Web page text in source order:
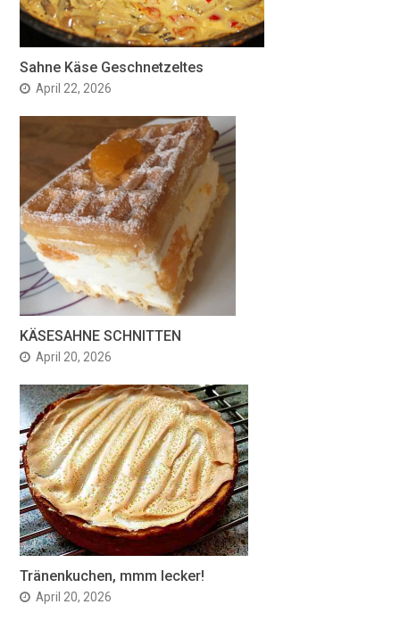
Sahne Käse Geschnetzeltes
April 22, 2026
KÄSESAHNE SCHNITTEN
April 20, 2026
Tränenkuchen, mmm lecker!
April 20, 2026